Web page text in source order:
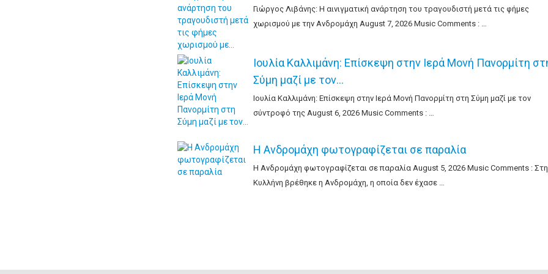
Γιώργος Λιβάνης: Η αινιγματική ανάρτηση του τραγουδιστή μετά τις φήμες
χωρισμού με την Ανδρομάχη August 7, 2026 Music Comments : …
Ιουλία Καλλιμάνη: Επίσκεψη στην Ιερά Μονή Πανορμίτη
Σύμη μαζί με τον…
Ιουλία Καλλιμάνη: Επίσκεψη στην Ιερά Μονή Πανορμίτη στη Σύμη μαζί με τον
σύντροφό της August 6, 2026 Music Comments : …
Η Ανδρομάχη φωτογραφίζεται σε παραλία
Η Ανδρομάχη φωτογραφίζεται σε παραλία August 5, 2026 Music Comments :
Κυλλήνη βρέθηκε η Ανδρομάχη, η οποία δεν έχασε …